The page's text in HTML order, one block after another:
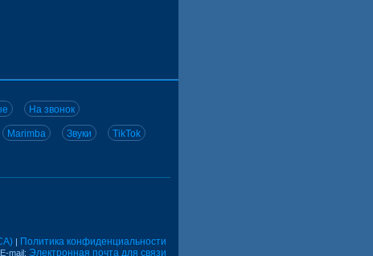
На звонок
Marimba Звуки TikTok
| Политика конфиденциальности
E-mail: Электронная почта для связи